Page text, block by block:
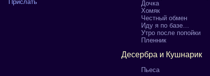
Прислать
Дочка
Хомяк
Честный обмен
Иду я по базе…
Утро после попойки
Пленник
Десербра и Кушнарик
Пьеса